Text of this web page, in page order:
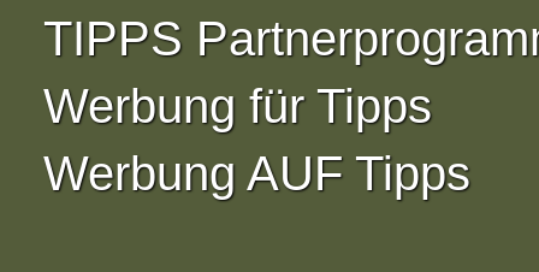
TIPPS
Werbung für Tipps
Werbung AUF Tipps